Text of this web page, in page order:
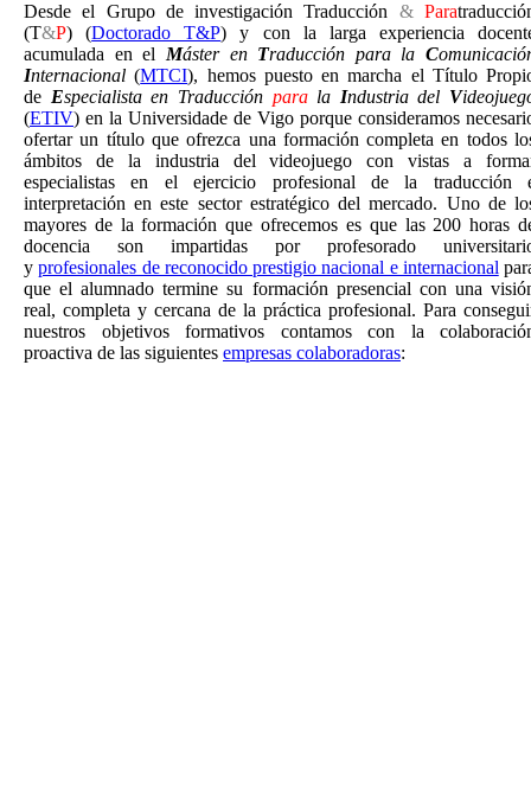
Desde el Grupo de investigación Traducción & Para
(T&P) (Doctorado T&P) y con la larga experiencia
acumulada en elMáster en Traducción para la C
Internacional (MTCI), hemos puesto en marcha el Título
de Especialista en Traducción parala Industria del V
(ETIV) en la Universidade de Vigo porque consideramos
ofertar un título que ofrezca una formación completa en todos
ámbitos de la industria del videojuego con vistas a
especialistas en el ejercicio profesional de la traducción
interpretación en este sector estratégico del mercado. Uno de
mayores de la formación que ofrecemos es que las 200 horas
docencia son impartidas por profesorado
yprofesionales de reconocido prestigio nacional e internacional
que el alumnado termine su formación presencial con una
real, completa y cercana de la práctica profesional. Para
nuestros objetivos formativos contamos con la
proactiva de las siguientes empresas colaboradoras: